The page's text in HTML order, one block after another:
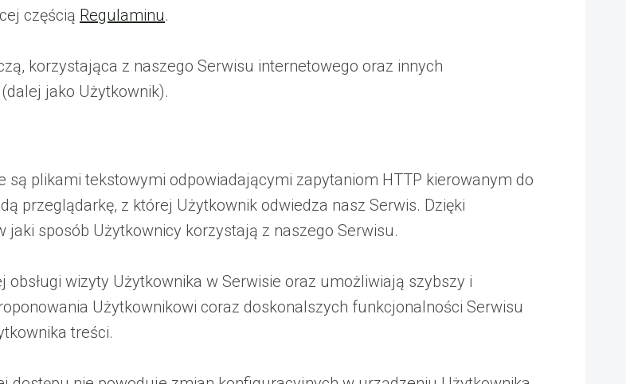
częścią Regulaminu.
korzystająca z naszego Serwisu internetowego oraz innych
jako Użytkownik).
są plikami tekstowymi odpowiadającymi zapytaniom HTTP kierowanym do
przeglądarkę, z której Użytkownik odwiedza nasz Serwis. Dzięki
sposób Użytkownicy korzystają z naszego Serwisu.
wizyty Użytkownika w Serwisie oraz umożliwiają szybszy i
Użytkownikowi coraz doskonalszych funkcjonalności Serwisu
treści.